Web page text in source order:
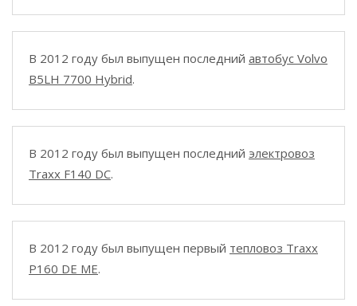
В 2012 году был выпущен последний автобус Volvo
B5LH 7700 Hybrid.
В 2012 году был выпущен последний электровоз
Traxx F140 DC.
В 2012 году был выпущен первый тепловоз Traxx
P160 DE ME.